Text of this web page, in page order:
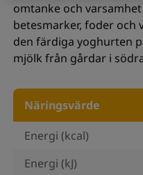
omtanke och
betesmarker, foder och
den färdiga yoghurten
mjölk från gårdar i
Näringsvärde
Energi (kcal)
Energi (kJ)